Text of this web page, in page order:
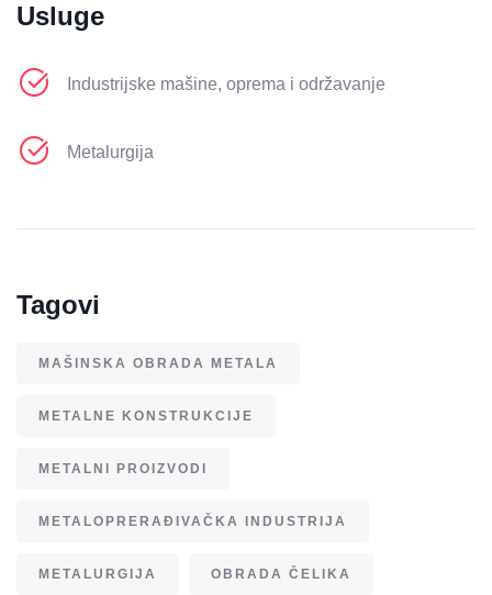
Usluge
Industrijske mašine, oprema i održavanje
Metalurgija
Tagovi
MAŠINSKA OBRADA METALA
METALNE KONSTRUKCIJE
METALNI PROIZVODI
METALOPRERAĐIVAČKA INDUSTRIJA
METALURGIJA OBRADA ČELIKA